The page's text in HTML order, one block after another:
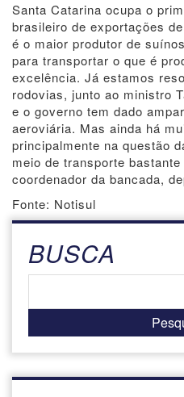
Santa Catarina ocupa o
brasileiro de exportações
é o maior produtor de
para transportar o que é
excelência. Já estamos
rodovias, junto ao ministro
e o governo tem dado
aeroviária. Mas ainda há
principalmente na questão
meio de transporte
coordenador da bancada,
Fonte: Notisul
BUSCA